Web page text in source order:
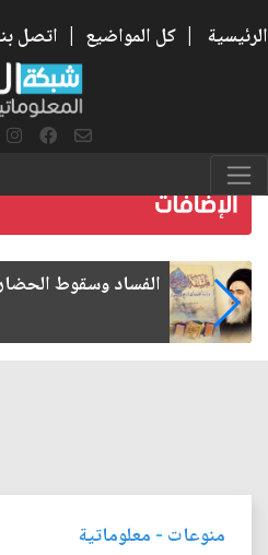
الرئيسية | كل المواضيع | اتصل
رواتب الموظفين
منوعات - معلوماتية